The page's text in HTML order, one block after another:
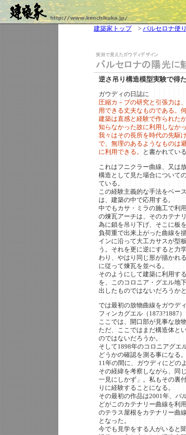
建築家トップ> バルセロナ便
逆さ吊り構造模型実験で得
ガウディの日誌に
圧縮カ－ブの研究と引張力は
用できる丈夫なものである。
建築は直感と経験で作られた
知らなかった故に利用しなか
我々はその長所を時代の先駆
で、無理のあるようなものは
に利用できる。 と書かれてい
これはフニクラー曲線、又は
構造として見た場合について
ている。
この経験主義的な手法をベー
は、建築の中で応用する。
中でもカサ・ミラの施工で利
の煉瓦アーチは、そのカテナ
為に鎖を吊り下げ、そこに板
負荷重で出来上がった曲線を
インに沿って大工カサスが型
う。それを更に逆にすると力
わり、やはり同じ形が描かれ
に従って煉瓦を並べる。
そのようにして建築に利用す
を、このコロニア・グエル地
出したものではないだろうかと
では最初の放物曲線をガウデ
フィンカグエル（1873?1887
ここでは、開口部が見事な放
ただ、ここではまだ構造体と
のではないだろうか。
そして1898年のコロニアグエ
どうかの確認を測る事になる。
11年の間に、ガウディにどの
その経緯を考察しながら、同
一見にしかず」。私もその裏
りに経験することになる。
その最初の作品は2001年、バ
どがこのカテナリー曲線を利
のテラス屋根をカテナリー曲
となった。
今でも見学をする人がいると